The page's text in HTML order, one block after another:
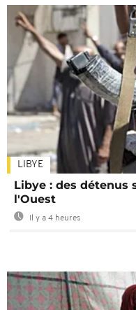
LIBYE
Libye : des détenus
l'Ouest
Il y a 4 heures